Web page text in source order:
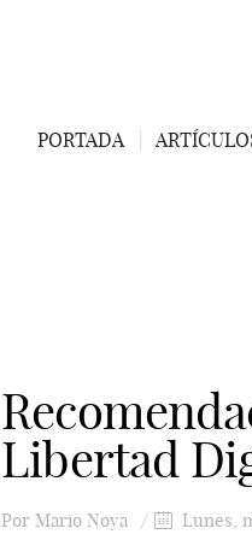
PORTADA
Libertad
Por Mario Noya Lunes,